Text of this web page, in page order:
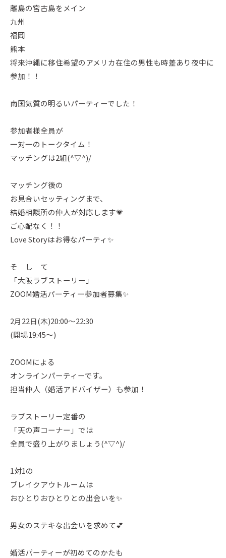
離島の宮古島をメイン
九州
福岡
熊本
将来沖縄に移住希望のアメリカ在住の男性も時差あり夜中に
参加！！
南国気質の明るいパーティーでした！
参加者様全員が
一対一のトークタイム！
マッチングは2組(^▽^)/
マッチング後の
お見合いセッティングまで、
結婚相談所の仲人が対応します💗
ご心配なく！！
Love Storyはお得なパーティ✨
そ し て
「大阪ラブストーリー」
ZOOM婚活パーティー参加者募集✨
2月22日(木)20:00～22:30
(開場19:45～)
ZOOMによる
オンラインパーティーです。
担当仲人（婚活アドバイザー）も参加！
ラブストーリー定番の
「天の声コーナー」では
全員で盛り上がりましょう(^▽^)/
1対1の
ブレイクアウトルームは
おひとりおひとりとの出会いを✨
男女のステキな出会いを求めて💕
婚活パーティーが初めてのかたも